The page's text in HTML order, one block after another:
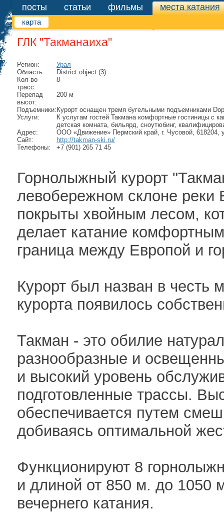
посты статьи фильмы места катания
места катания
карта
ГЛК "Такманаиха"
Регион:
Урал
Область:
District object (3)
Кол-во
трасс:
8
Перепад
высот:
200 м
Подъемники: Курорт оснащен тремя бугельными подъемниками
Услуги:
К услугам гостей Такмана комфортные гостиницы с
детская комната, бильярд, сноутюбинг,
Адрес:
ООО «Движение» Пермский край, г. Чусовой,
Сайт:
http://takman-ski.ru/
Телефоны:
+7 (901) 265 71 45
Горнолыжный курорт
левобережном склоне реки
покрыты хвойным лесом,
делает катание
граница между Европой и
Курорт был назван в честь
курорта появилось
Такман - это обилие
разнообразные и
и высокий уровень
подготовленные трассы.
обеспечивается путем
добиваясь оптимальной
Функционируют 8
и длиной от 850 м. до 1050
вечернего катания.